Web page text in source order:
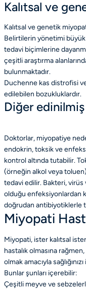
Kalıtsal ve
Kalıtsal ve genetik
Belirtilerin yönetimi
tedavi biçimlerine
çeşitli araştırma
bulunmaktadır.
Duchenne kas distrofisi
edilebilen bozukluklardır.
Diğer
Doktorlar, miyopatiye
endokrin, toksik ve
kontrol altında tutabilir.
(örneğin alkol veya
tedavi edilir. Bakteri, virüs
olduğu enfeksiyonlardan
doğrudan antibiyotiklerle
Miyopati
Miyopati, ister kalıtsal
hastalık olmasına rağmen,
olmak amacıyla
Bunlar şunları içerebilir:
Çeşitli meyve ve